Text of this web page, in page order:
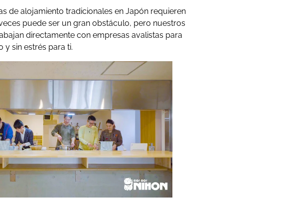
de alojamiento tradicionales en Japón requieren
puede ser un gran obstáculo, pero nuestros
directamente con empresas avalistas para
y sin estrés para ti.